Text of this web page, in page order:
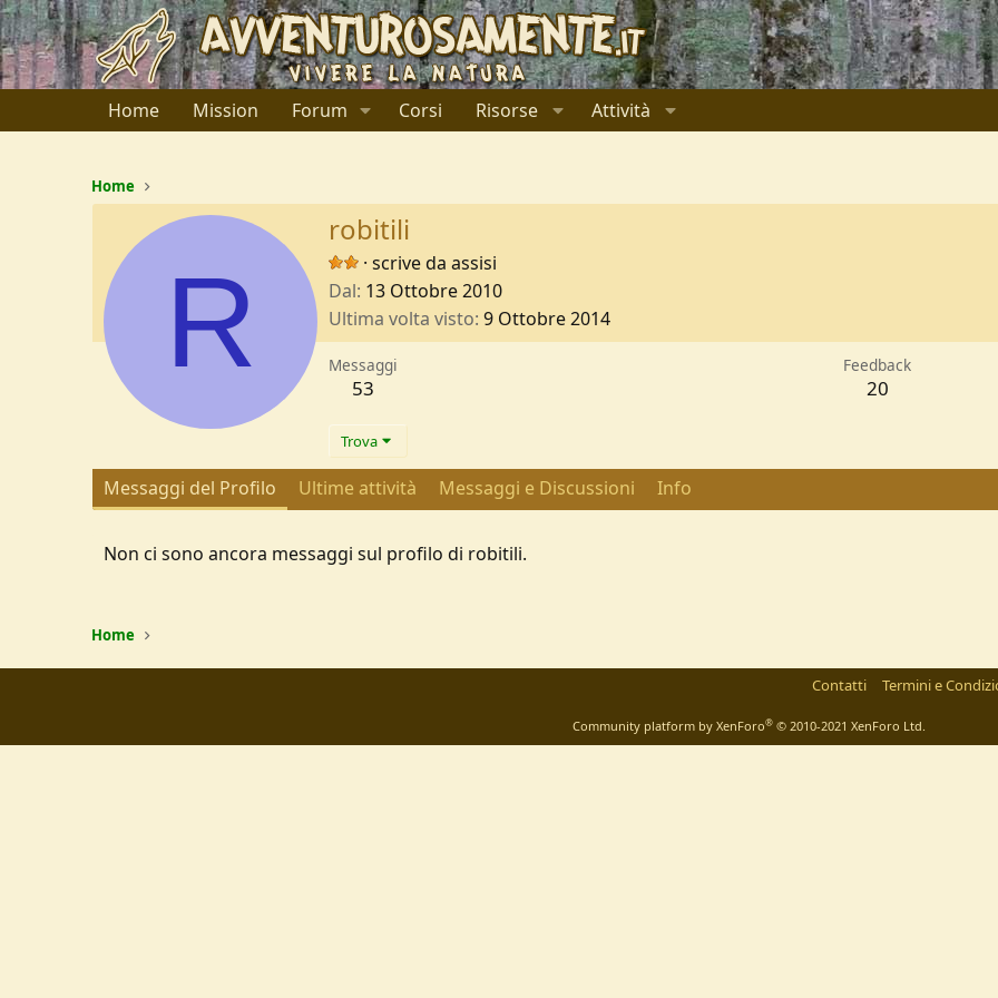
Home Mission Forum Corsi Risorse Attività
Home
R
robitili
· scrive da assisi
Dal 13 Ottobre 2010
Ultima volta visto 9 Ottobre 2014
Messaggi
53
Feedback
20
Trova
Messaggi del Profilo Ultime attività Messaggi e Discussioni Info
Non ci sono ancora messaggi sul profilo di robitili.
Home
Contatti Termini e
Community platform by XenForo® © 2010-2021 XenForo Ltd.